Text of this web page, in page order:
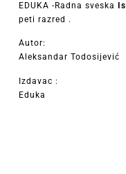
EDUKA -Radna sveska
peti razred .
Autor:
Aleksandar Todosijević
Izdavac :
Eduka